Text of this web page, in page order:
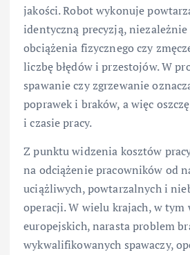
jakości. Robot wykonuje
identyczną precyzją,
obciążenia fizycznego czy
liczbę błędów i przestojów. W
spawanie czy zgrzewanie
poprawek i braków, a więc
i czasie pracy.
Z punktu widzenia kosztów
na odciążenie pracowników od
uciążliwych, powtarzalnych i
operacji. W wielu krajach, w tym
europejskich, narasta problem
wykwalifikowanych spawaczy,